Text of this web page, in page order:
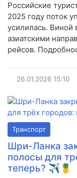
Российские
2025 году поток
усилилась. Виной
азиатскими
рейсов.
26.01.2026 15:10
Транспорт
Шри-Ланка
полосы для
теперь? ✈️🍍